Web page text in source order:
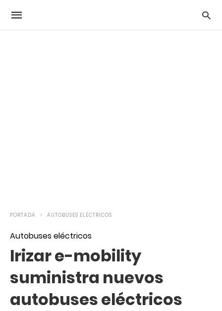
PORTADA AUTOBUSES ELÉCTRICOS
Autobuses eléctricos
Irizar e-mobility
suministra nuevos
autobuses eléctricos